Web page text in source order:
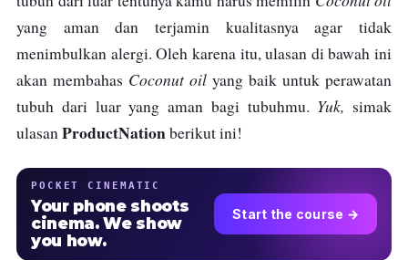
yang aman dan terjamin kualitasnya agar tidak
menimbulkan alergi. Oleh karena itu, ulasan di bawah ini
akan membahas Coconut oil yang baik untuk perawatan
tubuh dari luar yang aman bagi tubuhmu. Yuk, simak
ulasanProductNationberikut ini!
POCKET CINEMATIC
Your phone shoots
cinema. We show
you how.
Start the course →